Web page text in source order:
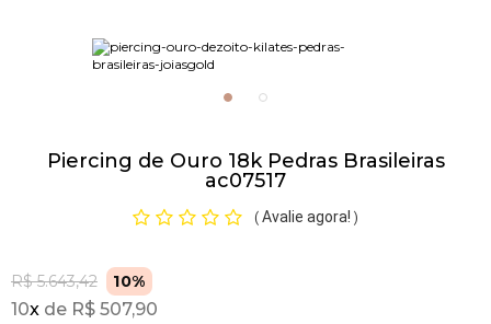
Piercing de Ouro 18k Pedras Brasileiras
ac07517
( Avalie agora! )
R$ 5.643,42 10%
10x R$ 507,90
Brincos
Pulseiras